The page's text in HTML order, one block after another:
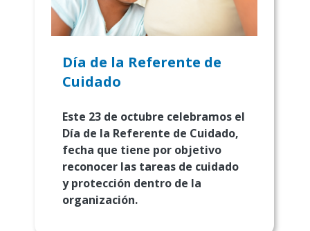
Día de la Referente de
Cuidado
Este 23 de octubre celebramos el
Día de la Referente de Cuidado,
fecha que tiene por objetivo
reconocer las tareas de cuidado
y protección dentro de la
organización.